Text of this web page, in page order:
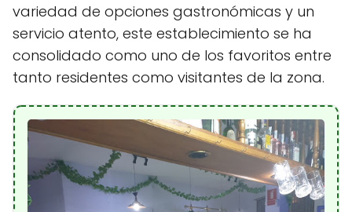
variedad de opciones gastronómicas y un
servicio atento, este establecimiento se ha
consolidado como uno de los favoritos entre
tanto residentes como visitantes de la zona.